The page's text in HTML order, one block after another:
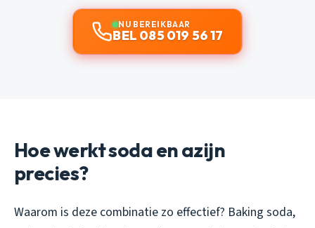
NU BEREIKBAAR
BEL 085 019 56 17
Hoe werkt soda en azijn
precies?
Waarom is deze combinatie zo effectief? Baking soda,